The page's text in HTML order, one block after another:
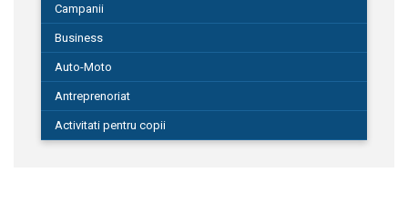
Campanii
Business
Auto-Moto
Antreprenoriat
Activitati pentru copii